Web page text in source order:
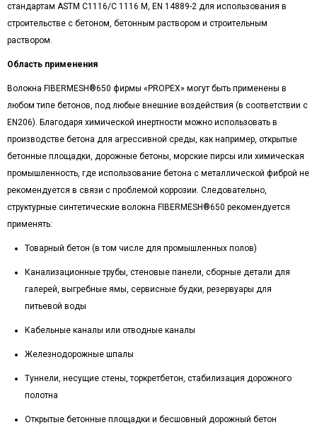
стандартам ASTM C1116/C 1116 M, EN 14889-2 для использования в
строительстве с бетоном, бетонным раствором и строительным
раствором.
Область применения
Волокна FIBERMESH®650 фирмы «PROPEX» могут быть применены в
любом типе бетонов, под любые внешние воздействия (в соответствии с
EN206). Благодаря химической инертности можно использовать в
производстве бетона для агрессивной среды, как например, открытые
бетонные площадки, дорожные бетоны, морские пирсы или химическая
промышленность, где использование бетона с металлической фиброй не
рекомендуется в связи с проблемой коррозии. Следовательно,
структурные синтетические волокна FIBERMESH®650 рекомендуется
применять:
Товарный бетон (в том числе для промышленных полов)
Канализационные трубы, стеновые панели, сборные детали для
галерей, выгребные ямы, сервисные будки, резервуары для
питьевой воды
Кабельные каналы или отводные каналы
Железнодорожные шпалы
Туннели, несущие стены, торкретбетон, стабилизация дорожного
полотна
Открытые бетонные площадки и бесшовный дорожный бетон